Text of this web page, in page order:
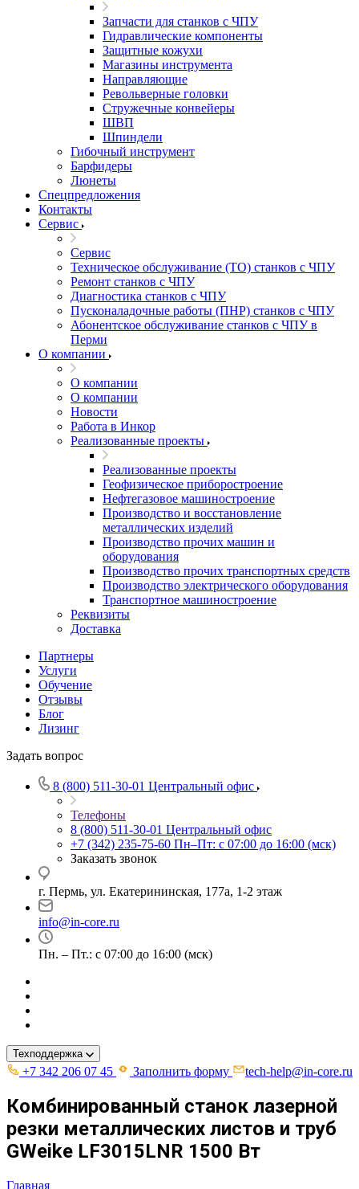
Запчасти для станков с ЧПУ
Гидравлические компоненты
Защитные кожухи
Магазины инструмента
Направляющие
Револьверные головки
Стружечные конвейеры
ШВП
Шпиндели
Гибочный инструмент
Барфидеры
Люнеты
Спецпредложения
Контакты
Сервис
Сервис
Техническое обслуживание (ТО) станков с ЧПУ
Ремонт станков с ЧПУ
Диагностика станков с ЧПУ
Пусконаладочные работы (ПНР) станков с ЧПУ
Абонентское обслуживание станков с ЧПУ в
Перми
О компании
О компании
О компании
Новости
Работа в Инкор
Реализованные проекты
Реализованные проекты
Геофизическое приборостроение
Нефтегазовое машиностроение
Производство и восстановление
металлических изделий
Производство прочих машин и
оборудования
Производство прочих транспортных средств
Производство электрического оборудования
Транспортное машиностроение
Реквизиты
Доставка
Партнеры
Услуги
Обучение
Отзывы
Блог
Лизинг
Задать вопрос
8 (800) 511-30-01 Центральный офис
Телефоны
8 (800) 511-30-01 Центральный офис
+7 (342) 235-75-60 Пн–Пт: с 07:00 до 16:00 (мск)
Заказать звонок
г. Пермь, ул. ​Екатерининская, 177а, ​1-2 этаж
info@in-core.ru
Пн. – Пт.: с 07:00 до 16:00 (мск)
Техподдержка
+7 342 206 07 45 Заполнить форму tech-help@in-core.ru
Комбинированный станок лазерной
резки металлических листов и труб
GWeike LF3015LNR 1500 Вт
Главная